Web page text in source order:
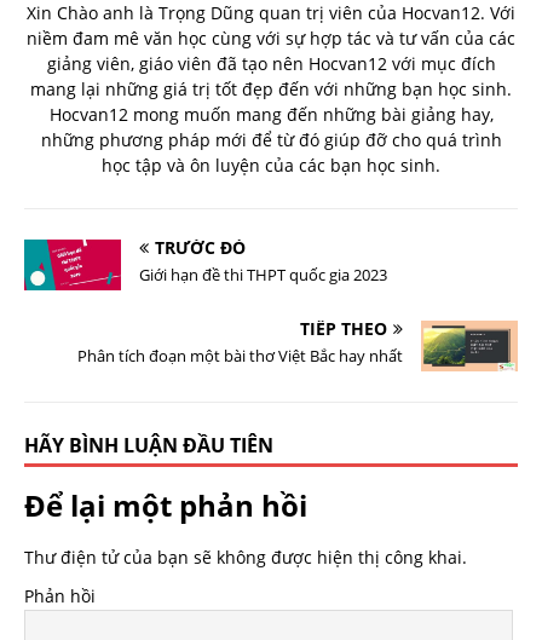
Xin Chào anh là Trọng Dũng quan trị viên của Hocvan12. Với
niềm đam mê văn học cùng với sự hợp tác và tư vấn của các
giảng viên, giáo viên đã tạo nên Hocvan12 với mục đích
mang lại những giá trị tốt đẹp đến với những bạn học sinh.
Hocvan12 mong muốn mang đến những bài giảng hay,
những phương pháp mới để từ đó giúp đỡ cho quá trình
học tập và ôn luyện của các bạn học sinh.
TRƯỚC ĐÓ
Giới hạn đề thi THPT quốc gia 2023
TIẾP THEO
Phân tích đoạn một bài thơ Việt Bắc hay nhất
HÃY BÌNH LUẬN ĐẦU TIÊN
Để lại một phản hồi
Thư điện tử của bạn sẽ không được hiện thị công khai.
Phản hồi